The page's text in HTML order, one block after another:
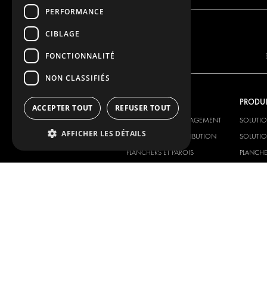
NOTRE OFFRE
SOLUTIONS D'AMÉNAGEMENT
SOLUTIONS DE DISTRIBUTION
PLANCHERS ET PAROIS
PERFORMANCE
CIBLAGE
FONCTIONNALITÉ
NON CLASSIFIÉS
ACCEPTER TOUT REFUSER TOUT
AFFICHER LES DÉTAILS